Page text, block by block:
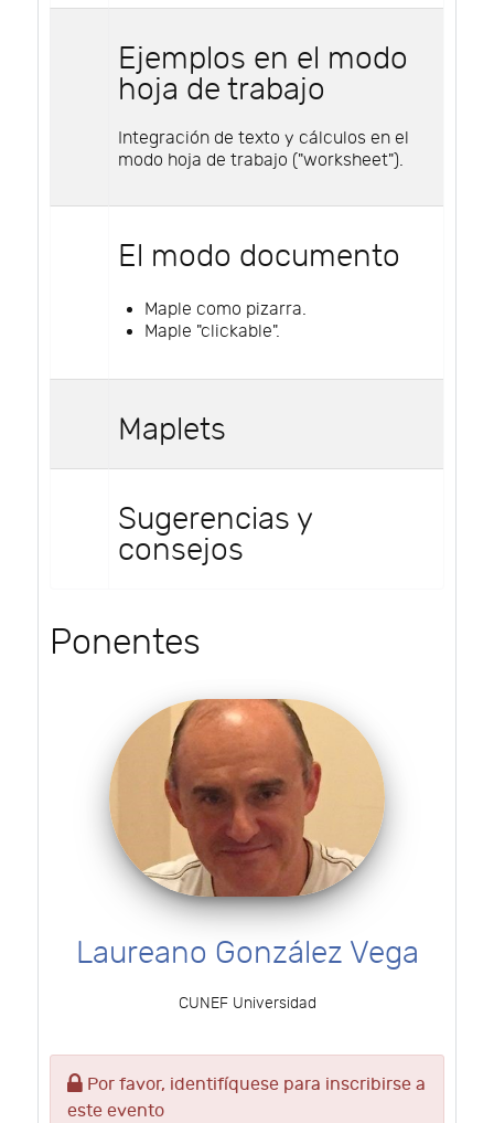
Ejemplos en el modo
hoja de trabajo
Integración de texto y cálculos en el
modo hoja de trabajo ("worksheet").
El modo documento
Maple como pizarra.
Maple "clickable".
Maplets
Sugerencias y
consejos
Ponentes
Laureano González Vega
CUNEF Universidad
Por favor, identifíquese para inscribirse a
este evento